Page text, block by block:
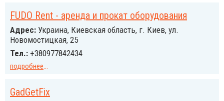
FUDO Rent - аренда и прокат оборудования
Адрес: Украина, Киевская область, г. Киев, ул.
Новомостицкая, 25
Тел.: +38097‎‎7842434
подробнее...
GadGetFix